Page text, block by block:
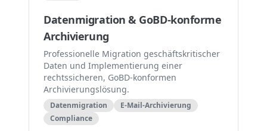
Datenmigration & GoBD-konforme
Archivierung
Professionelle Migration geschäftskritischer
Daten und Implementierung einer
rechtssicheren, GoBD-konformen
Archivierungslösung.
Datenmigration
E-Mail-Archivierung
Compliance